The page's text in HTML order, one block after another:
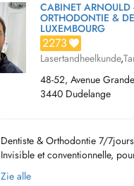
CABINET ARNOULD
ORTHODONTIE &
LUXEMBOURG
2273
Lasertandheelkunde,
48-52, Avenue
3440 Dudelange
Dentiste & Orthodontie 7/
Invisible et conventionnelle,
facettes dentaires esthétiques.
Zie alle